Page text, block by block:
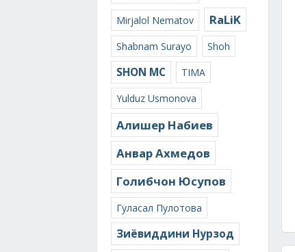
Mirjalol Nematov RaLiK
Shabnam Surayo Shoh
SHON MC
TIMA
Yulduz Usmonova
Алишер Набиев
Анвар Ахмедов
Голибчон Юсупов
Гуласал Пулотова
Зиёвиддини Нурзод